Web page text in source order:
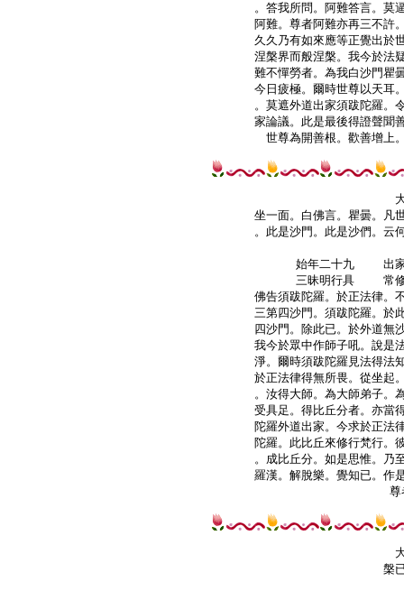
。答我所問。阿難答言。莫
阿難。尊者阿難亦再三不許
久久乃有如來應等正覺出於
涅槃界而般涅槃。我今於法
難不憚勞者。為我白沙門瞿
今日疲極。爾時世尊以天耳
。莫遮外道出家須跋陀羅。
家論議。此是最後得證聲聞
世尊為開善根。歡善增上
坐一面。白佛言。瞿曇。凡
。此是沙門。此是沙們。云
始年二十九    出
三昧明行具    常
佛告須跋陀羅。於正法律。
三第四沙門。須跋陀羅。於
四沙門。除此已。於外道無
我今於眾中作師子吼。說是
淨。爾時須跋陀羅見法得法
於正法律得無所畏。從坐起
。汝得大師。為大師弟子。
受具足。得比丘分者。亦當
陀羅外道出家。今求於正法
陀羅。此比丘來修行梵行。
。成比丘分。如是思惟。乃
羅漢。解脫樂。覺知已。作
尊
槃